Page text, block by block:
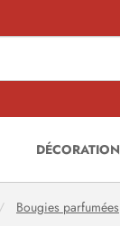
DÉCORATION
Bougies parfumées